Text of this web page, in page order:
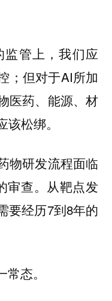
监管上，我们应
；但对于AI所加
医药、能源、材
松绑。
物研发流程面临
审查。从靶点发
要经历7到8年的
态。